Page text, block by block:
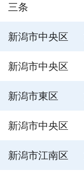
三条
新潟市中央区
新潟市中央区
新潟市東区
新潟市中央区
新潟市江南区